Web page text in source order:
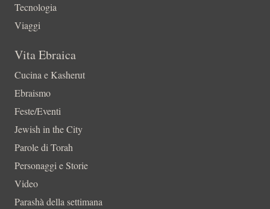
Tecnologia
Viaggi
Vita Ebraica
Cucina e Kasherut
Ebraismo
Feste/Eventi
Jewish in the City
Parole di Torah
Personaggi e Storie
Video
Parashà della settimana